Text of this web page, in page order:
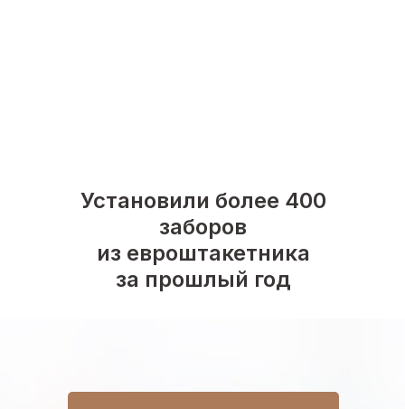
Установили более 400
заборов
из евроштакетника
за прошлый год